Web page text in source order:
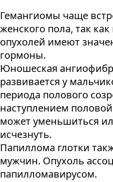
Гемангиомы чаще
женского пола, так
опухолей имеют
гормоны.
Юношеская
развивается у
периода полового
наступлением
может уменьшиться
исчезнуть.
Папиллома глотки
мужчин. Опухоль
папилломавирусом.